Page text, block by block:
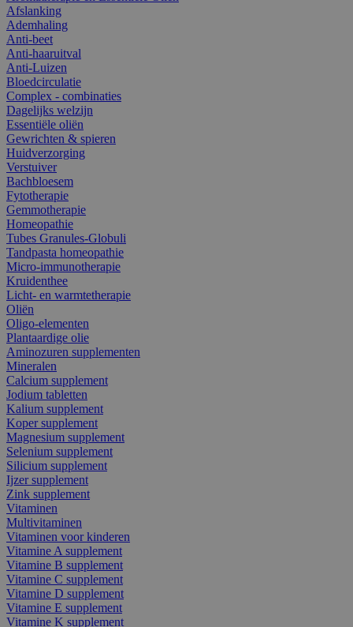
Afslanking
Ademhaling
Anti-beet
Anti-haaruitval
Anti-Luizen
Bloedcirculatie
Complex - combinaties
Dagelijks welzijn
Essentiële oliën
Gewrichten & spieren
Huidverzorging
Verstuiver
Bachbloesem
Fytotherapie
Gemmotherapie
Homeopathie
Tubes Granules-Globuli
Tandpasta homeopathie
Micro-immunotherapie
Kruidenthee
Licht- en warmtetherapie
Oliën
Oligo-elementen
Plantaardige olie
Aminozuren supplementen
Mineralen
Calcium supplement
Jodium tabletten
Kalium supplement
Koper supplement
Magnesium supplement
Selenium supplement
Silicium supplement
Ijzer supplement
Zink supplement
Vitaminen
Multivitaminen
Vitaminen voor kinderen
Vitamine A supplement
Vitamine B supplement
Vitamine C supplement
Vitamine D supplement
Vitamine E supplement
Vitamine K supplement